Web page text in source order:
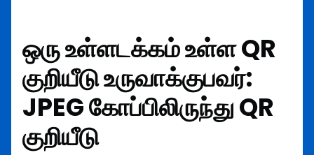
ஒரு உள்ளடக்கம் உள்ள QR
குறியீடு உருவாக்குபவர்:
JPEG கோப்பிலிருந்து QR
குறியீடு